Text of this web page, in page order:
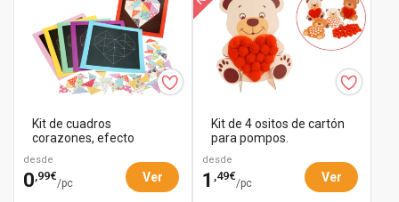
Kit de cuadros
corazones, efecto
desde
0 ,99€
/pc Ver
Kit de 4 ositos de cartón
para pompos.
desde
1 ,49€
/pc Ver